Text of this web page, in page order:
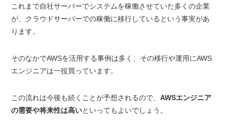
これまで自社サーバーでシステムを稼働させていた多くの企業
が、クラウドサーバーでの稼働に移行しているという事実があ
ります。
そのなかでAWSを活用する事例は多く、その移行や運用にAWS
エンジニアは一役買っています。
この流れは今後も続くことが予想されるので、AWSエンジニア
の需要や将来性は高いといってもよいでしょう。